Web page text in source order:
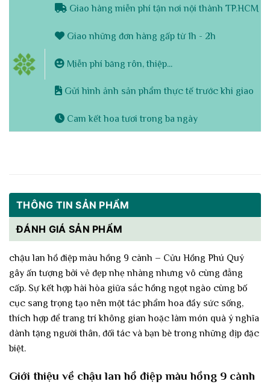
Giao hàng miễn phí tận nơi nội thành TP.HCM
Giao những đơn hàng gấp từ 1h - 2h
Miễn phí băng rôn, thiệp...
Gửi hình ảnh sản phẩm thực tế trước khi giao
Cam kết hoa tươi trong ba ngày
THÔNG TIN SẢN PHẨM
ĐÁNH GIÁ SẢN PHẨM
chậu lan hồ điệp màu hồng 9 cành – Cửu Hồng Phú Quý
gây ấn tượng bởi vẻ đẹp nhẹ nhàng nhưng vô cùng đẳng
cấp. Sự kết hợp hài hòa giữa sắc hồng ngọt ngào cùng bố
cục sang trọng tạo nên một tác phẩm hoa đầy sức sống,
thích hợp để trang trí không gian hoặc làm món quà ý nghĩa
dành tặng người thân, đối tác và bạn bè trong những dịp đặc
biệt.
Giới thiệu về chậu lan hồ điệp màu hồng 9 cành